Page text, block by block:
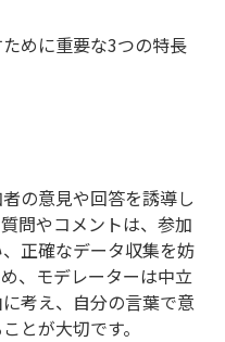
めに重要な3つの特長
の意見や回答を誘導し
問やコメントは、参加
正確なデータ収集を妨
、モデレーターは中立
考え、自分の言葉で意
とが大切です。